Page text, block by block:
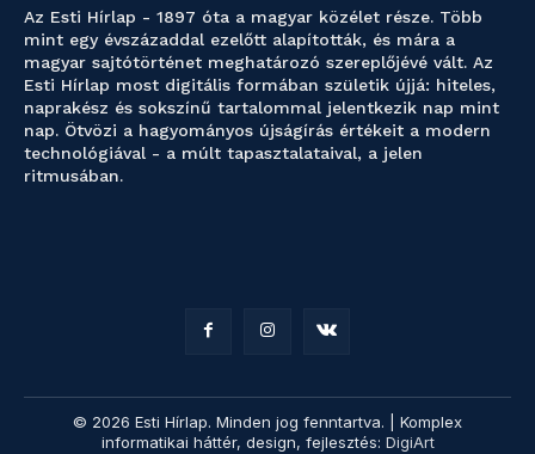
Az Esti Hírlap - 1897 óta a magyar közélet része. Több
mint egy évszázaddal ezelőtt alapították, és mára a
magyar sajtótörténet meghatározó szereplőjévé vált. Az
Esti Hírlap most digitális formában születik újjá: hiteles,
naprakész és sokszínű tartalommal jelentkezik nap mint
nap. Ötvözi a hagyományos újságírás értékeit a modern
technológiával - a múlt tapasztalataival, a jelen
ritmusában.
© 2026 Esti Hírlap. Minden jog fenntartva. | Komplex
informatikai háttér, design, fejlesztés: DigiArt